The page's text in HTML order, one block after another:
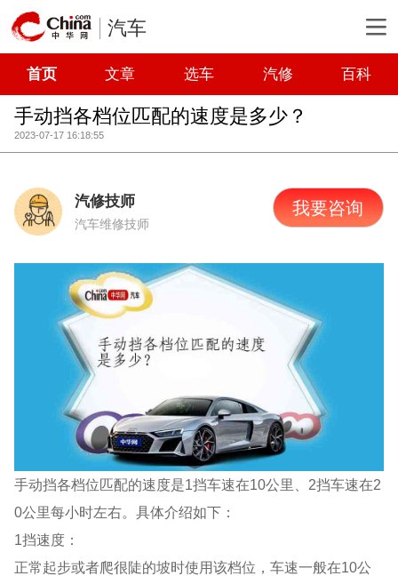
汽车
首页 文章 选车 汽修 百科
手动挡各档位匹配的速度是多少？
2023-07-17 16:18:55
汽修技师
汽车维修技师
我要咨询
手动挡各档位匹配的速度是1挡车速在10公里、2挡车速在2
0公里每小时左右。具体介绍如下：
1挡速度：
正常起步或者爬很陡的坡时使用该档位，车速一般在10公